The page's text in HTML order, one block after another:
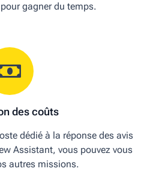
gagner du temps.
des coûts
dédié à la réponse des avis
Assistant, vous pouvez vous
autres missions.